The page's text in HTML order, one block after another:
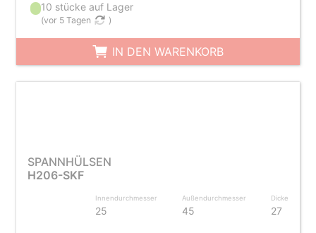
10 stücke auf Lager
(vor 5 Tagen )
IN DEN WARENKORB
SPANNHÜLSEN
H206-SKF
Innendurchmesser
25
Außendurchmesser
45
Dicke
27